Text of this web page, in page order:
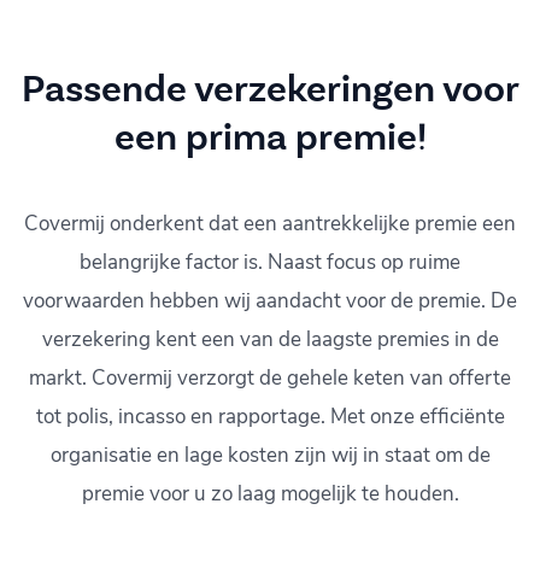
Passende verzekeringen voor
een prima premie!
Covermij onderkent dat een aantrekkelijke premie een
belangrijke factor is. Naast focus op ruime
voorwaarden hebben wij aandacht voor de premie. De
verzekering kent een van de laagste premies in de
markt. Covermij verzorgt de gehele keten van offerte
tot polis, incasso en rapportage. Met onze efficiënte
organisatie en lage kosten zijn wij in staat om de
premie voor u zo laag mogelijk te houden.